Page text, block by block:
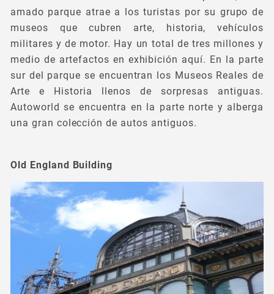
amado parque atrae a los turistas por su grupo de
museos que cubren arte, historia, vehículos
militares y de motor. Hay un total de tres millones y
medio de artefactos en exhibición aquí. En la parte
sur del parque se encuentran los Museos Reales de
Arte e Historia llenos de sorpresas antiguas.
Autoworld se encuentra en la parte norte y alberga
una gran colección de autos antiguos.
Old England Building